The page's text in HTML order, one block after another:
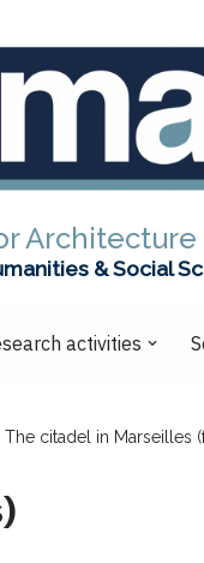
& Social
activities
The citadel in Marseilles